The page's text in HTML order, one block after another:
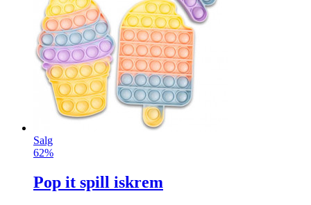
Salg
62%
Pop it spill iskrem